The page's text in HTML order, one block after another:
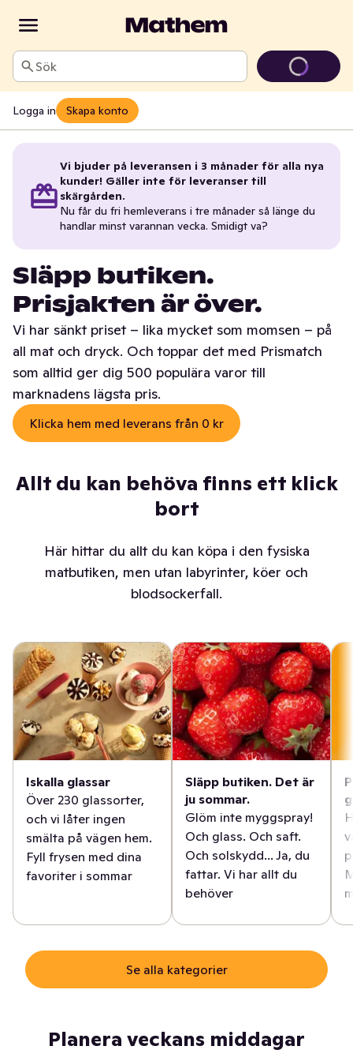
Sök
Logga in Skapa konto
Vi bjuder på leveransen i 3 månader för alla nya
kunder! Gäller inte för leveranser till
skärgården.
Nu får du fri hemleverans i tre månader så länge du
handlar minst varannan vecka. Smidigt va?
Släpp butiken.
Prisjakten är över.
Vi har sänkt priset – lika mycket som momsen – på
all mat och dryck. Och toppar det med Prismatch
som alltid ger dig 500 populära varor till
marknadens lägsta pris.
Klicka hem med leverans från 0 kr
Allt du kan behöva finns ett klick
bort
Här hittar du allt du kan köpa i den fysiska
matbutiken, men utan labyrinter, köer och
blodsockerfall.
Iskalla glassar
Över 230 glassorter,
och vi låter ingen
smälta på vägen hem.
Fyll frysen med dina
favoriter i sommar
Släpp butiken. Det är
ju sommar.
Glöm inte myggspray!
Och glass. Och saft.
Och solskydd... Ja, du
fattar. Vi har allt du
behöver
Se alla kategorier
Planera veckans middagar